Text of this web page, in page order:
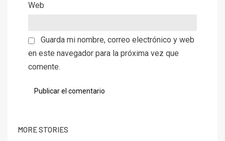
Web
Guarda mi nombre, correo electrónico y web
en este navegador para la próxima vez que
comente.
MORE STORIES